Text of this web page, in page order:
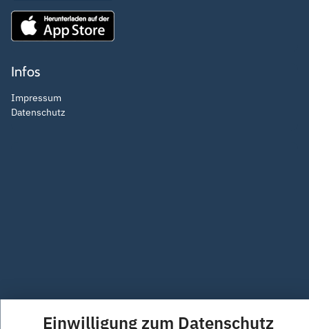
Infos
Impressum
Datenschutz
Einwilligung zum Datenschutz